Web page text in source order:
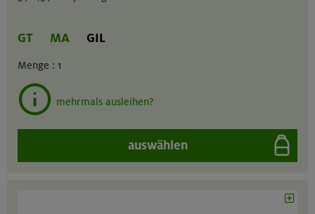
GT MA GIL
Menge : 1
mehrmals ausleihen?
auswählen